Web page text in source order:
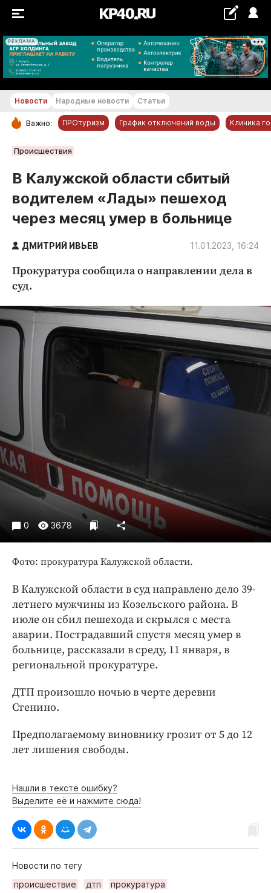
РЕКЛАМА
+24...+25 °С
РУБРИКИ
Новости компаний
Статьи
Народные новости
Авто и транспорт
Криминал
Недвижимость и ЖКХ
Образование
Общество
Погода
Праздники
Спорт
Экономика и бизнес
ПРОЕКТЫ
Блоги
Издания
Медиаперсона
Интересное чтиво
Клиника года
Бренд года
Работодатель года
Новости Народные новости Статьи
Важно: ПРОтуризм График отключений воды Клиника
Происшествия
В Калужской области сбитый
водителем «Лады» пешеход
через месяц умер в больнице
ДМИТРИЙ ИВЬЕВ 11.01.2023, 16:24
Прокуратура сообщила о направлении дела в
суд.
0 3678
Фото: прокуратура Калужской области.
В Калужской области в суд направлено дело 39-
летнего мужчины из Козельского района. В
июле он сбил пешехода и скрылся с места
аварии. Пострадавший спустя месяц умер в
больнице, рассказали в среду, 11 января, в
региональной прокуратуре.
ДТП произошло ночью в черте деревни
Стенино.
Предполагаемому виновнику грозит от 5 до 12
лет лишения свободы.
Нашли в тексте ошибку?
Выделите её и нажмите сюда!
Новости по тегу
происшествие
дтп прокуратура